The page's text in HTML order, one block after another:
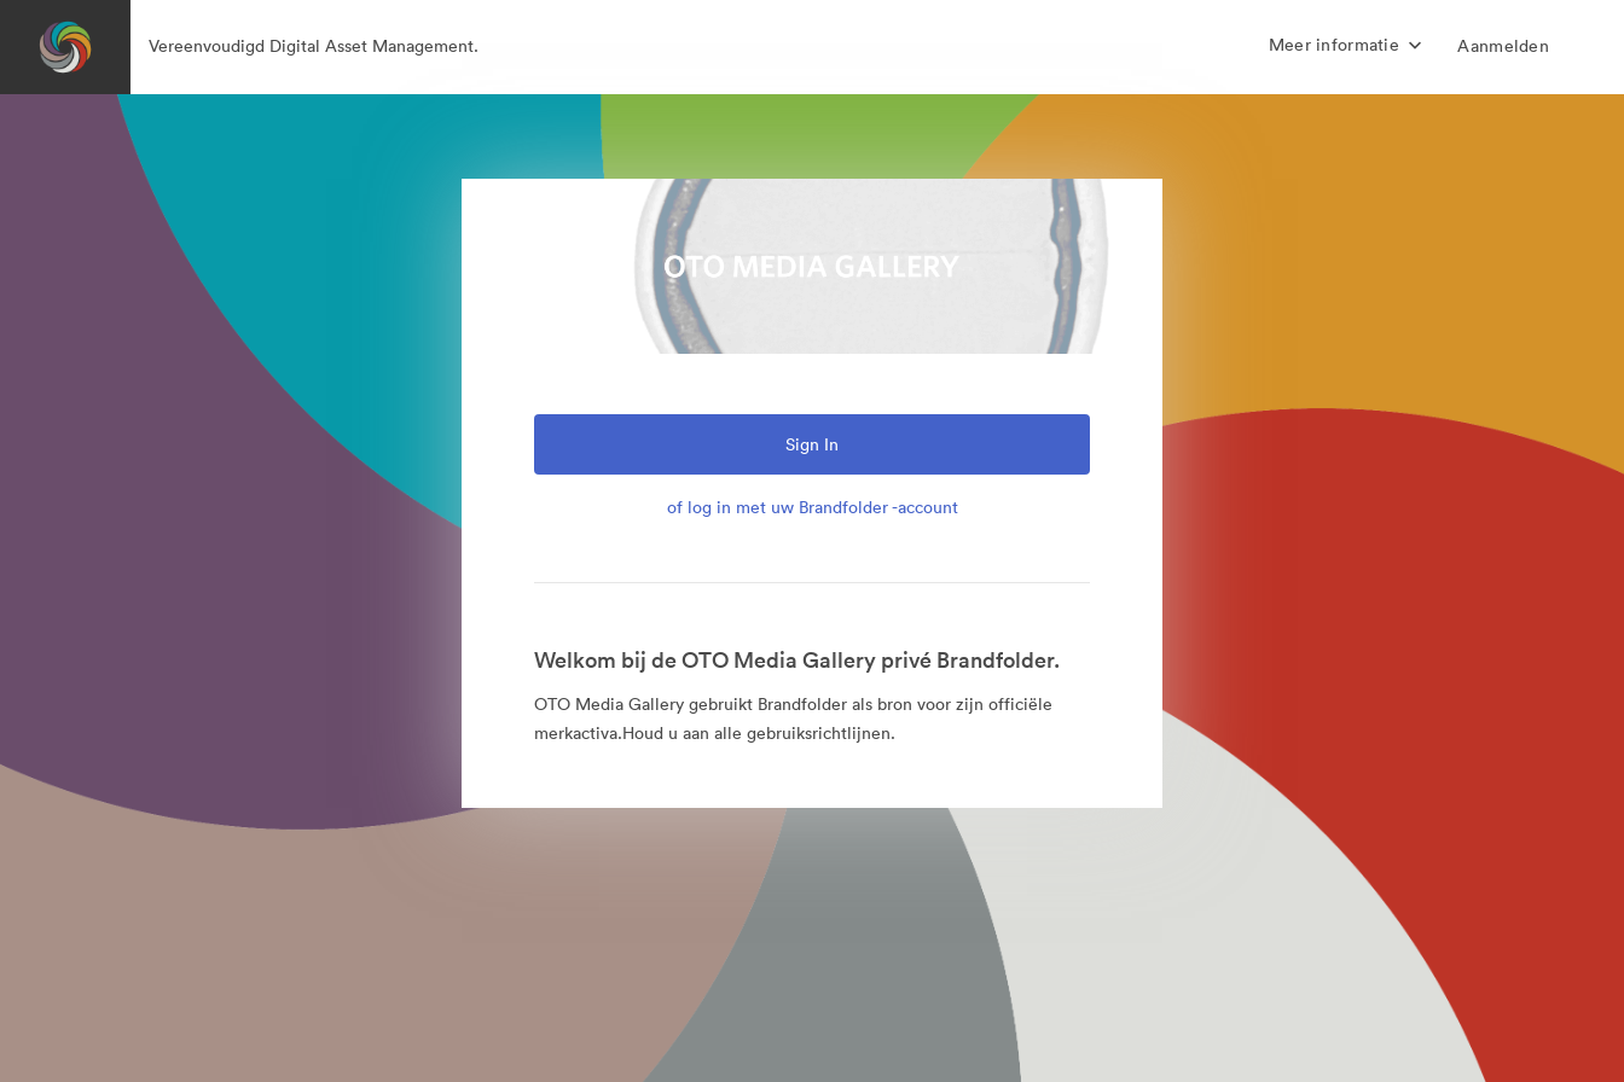
Vereenvoudigd Digital Asset Management. Meer informatie Aanmelden
Sign In
of log in met uw Brandfolder -account
Welkom bij de OTO Media Gallery privé Brandfolder.
OTO Media Gallery gebruikt Brandfolder als bron voor zijn officiële
merkactiva.Houd u aan alle gebruiksrichtlijnen.